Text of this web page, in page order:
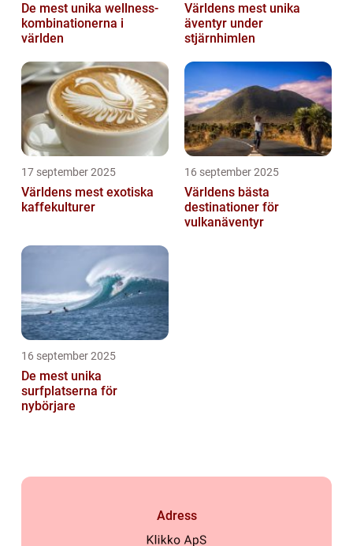
De mest unika wellness-
kombinationerna i
världen
Världens mest unika
äventyr under
stjärnhimlen
17 september 2025
Världens mest exotiska
kaffekulturer
16 september 2025
Världens bästa
destinationer för
vulkanäventyr
16 september 2025
De mest unika
surfplatserna för
nybörjare
Adress